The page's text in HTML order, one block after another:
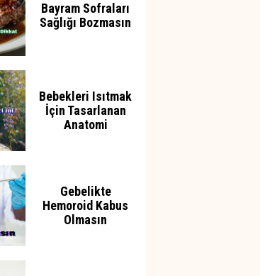
Bayram Sofraları
Sağlığı Bozmasın
Bebekleri Isıtmak
İçin Tasarlanan
Anatomi
Gebelikte
Hemoroid Kabus
Olmasın